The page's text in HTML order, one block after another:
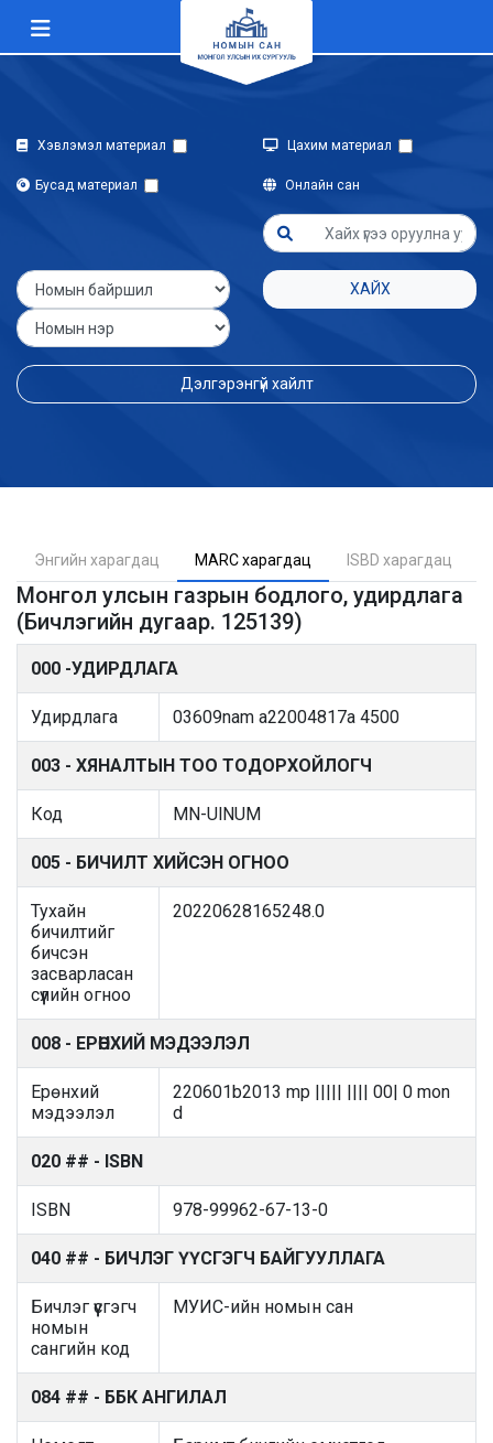
Хэвлэмэл материал Цахим материал
Бусад материал Онлайн сан
ХАЙХ
Дэлгэрэнгүй хайлт
Энгийн харагдац MARC харагдац ISBD харагдац
Монгол улсын газрын бодлого, удирдлага
(Бичлэгийн дугаар. 125139)
000 -УДИРДЛАГА
Удирдлага 03609nam a22004817a 4500
003 - ХЯНАЛТЫН ТОО ТОДОРХОЙЛОГЧ
Код MN-UlNUM
005 - БИЧИЛТ ХИЙСЭН ОГНОО
Тухайн
бичилтийг
бичсэн
засварласан
сүүлийн огноо
20220628165248.0
008 - ЕРӨНХИЙ МЭДЭЭЛЭЛ
Ерөнхий
мэдээлэл
220601b2013 mp ||||| |||| 00| 0 mon
d
020 ## - ISBN
ISBN 978-99962-67-13-0
040 ## - БИЧЛЭГ ҮҮСГЭГЧ БАЙГУУЛЛАГА
Бичлэг үүсгэгч
номын
сангийн код
МУИС-ийн номын сан
084 ## - ББК АНГИЛАЛ